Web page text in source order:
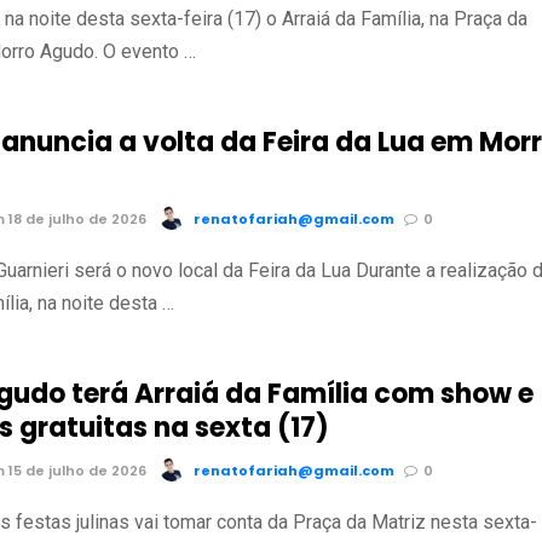
noite desta sexta-feira (17) o Arraiá da Família, na Praça da
Agudo. O evento …
a volta da Feira da Lua em
de julho de 2026 renatofariah@gmail.com 0
será o novo local da Feira da Lua Durante a realização
na noite desta …
terá Arraiá da Família com show e
gratuitas na sexta (17)
de julho de 2026 renatofariah@gmail.com 0
festas julinas vai tomar conta da Praça da Matriz nesta sexta-